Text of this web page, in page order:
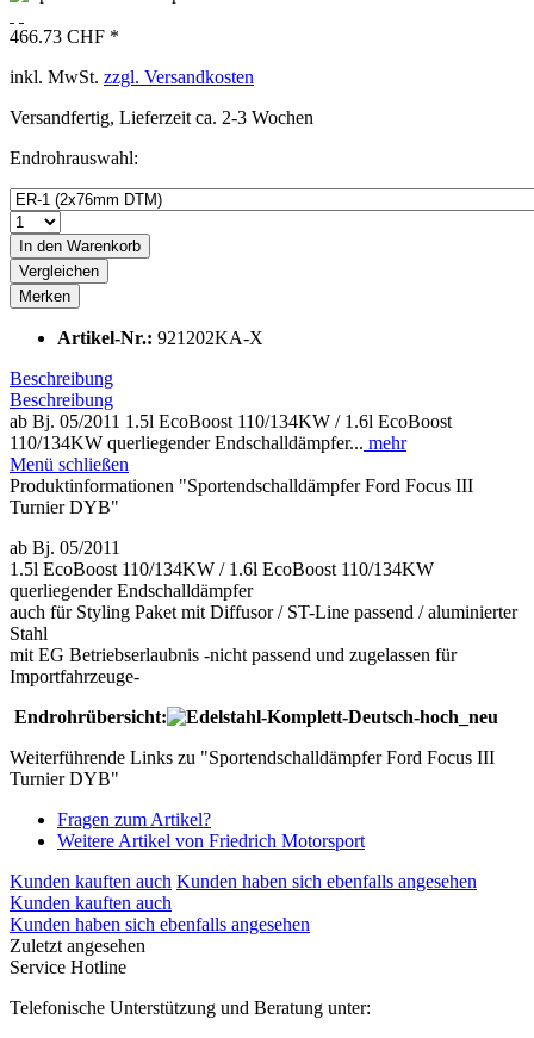
466.73 CHF *
inkl. MwSt. zzgl. Versandkosten
Versandfertig, Lieferzeit ca. 2-3 Wochen
Endrohrauswahl:
In den Warenkorb
Vergleichen
Merken
Artikel-Nr.: 921202KA-X
Beschreibung
Beschreibung
ab Bj. 05/2011 1.5l EcoBoost 110/134KW / 1.6l EcoBoost
110/134KW querliegender Endschalldämpfer... mehr
Menü schließen
Produktinformationen "Sportendschalldämpfer Ford Focus III
Turnier DYB"
ab Bj. 05/2011
1.5l EcoBoost 110/134KW / 1.6l EcoBoost 110/134KW
querliegender Endschalldämpfer
auch für Styling Paket mit Diffusor / ST-Line passend / aluminierter
Stahl
mit EG Betriebserlaubnis -nicht passend und zugelassen für
Importfahrzeuge-
Endrohrübersicht:
Weiterführende Links zu "Sportendschalldämpfer Ford Focus III
Turnier DYB"
Fragen zum Artikel?
Weitere Artikel von Friedrich Motorsport
Kunden kauften auch Kunden haben sich ebenfalls angesehen
Kunden kauften auch
Kunden haben sich ebenfalls angesehen
Zuletzt angesehen
Service Hotline
Telefonische Unterstützung und Beratung unter: